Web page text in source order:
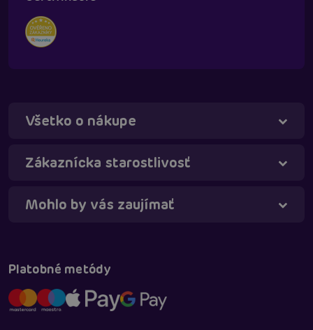
Všetko o nákupe
Zákaznícka starostlivosť
Mohlo by vás zaujímať
Platobné metódy
Táňa - virtuálna asistentka